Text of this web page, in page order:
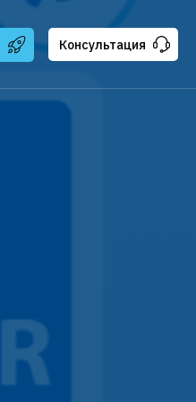
Консультация